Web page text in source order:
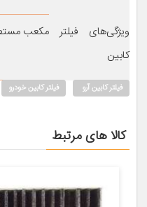
ویژگی‌های فیلتر
کابین
مکعب
فیلتر کابین آرو فیلتر کابین خودرو
کالا های مرتبط